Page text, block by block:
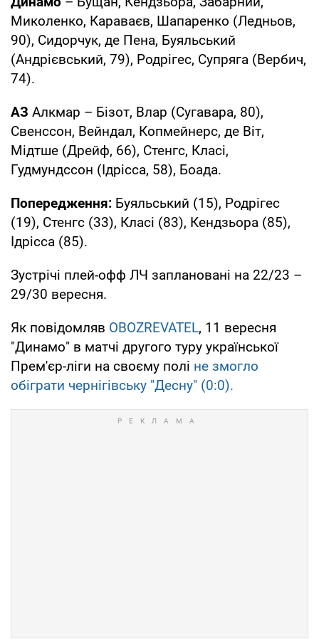
Миколенко, Караваєв, Шапаренко (Ледньов,
90), Сидорчук, де Пена, Буяльський
(Андрієвський, 79), Родрігес, Супряга (Вербич,
74).
АЗ Алкмар – Бізот, Влар (Сугавара, 80),
Свенссон, Вейндал, Копмейнерс, де Віт,
Мідтше (Дрейф, 66), Стенгс, Класі,
Гудмундссон (Ідрісса, 58), Боада.
Попередження: Буяльський (15), Родрігес
(19), Стенгс (33), Класі (83), Кендзьора (85),
Ідрісса (85).
Зустрічі плей-офф ЛЧ заплановані на 22/23 –
29/30 вересня.
Як повідомляв OBOZREVATEL, 11 вересня
"Динамо" в матчі другого туру української
Прем'єр-ліги на своєму полі не змогло
обіграти чернігівську "Десну" (0:0).